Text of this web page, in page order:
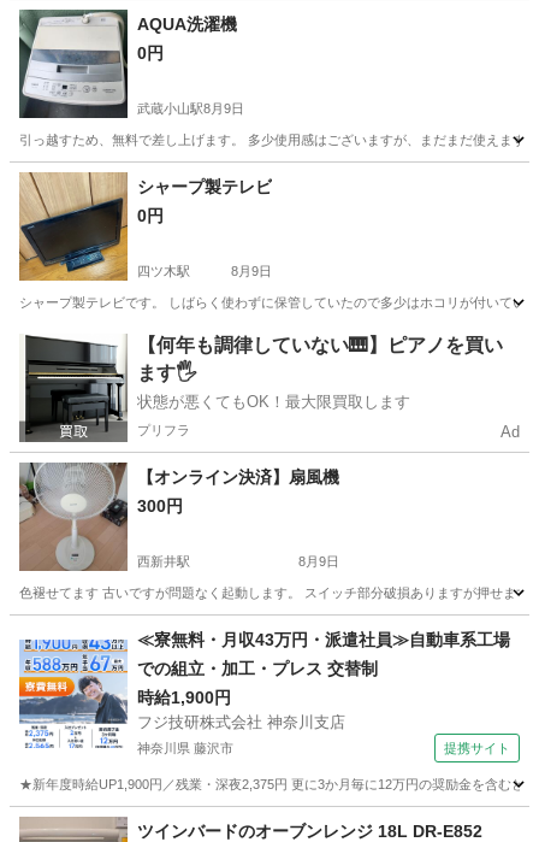
東京 板橋区 志村坂上駅
AQUA洗濯機
0円
武蔵小山駅8月9日
引っ越すため、無料で差し上げます。 多少使用感はございますが、まだまだ使えます
東京 品川区 武蔵小山駅 生活家電
シャープ製テレビ
0円
四ツ木駅 8月9日
シャープ製テレビです。 しばらく使わずに保管していたので多少はホコリが付いて
東京 葛飾区 四ツ木駅 テレビ シャープ
【何年も調律していない🎹】ピアノを買い
ます🖐️
状態が悪くてもOK！最大限買取します
プリフラ Ad
【オンライン決済】扇風機
300円
西新井駅 8月9日
色褪せてます 古いですが問題なく起動します。 スイッチ部分破損ありますが押せま
西新井駅 季節、空調家電
≪寮無料・月収43万円・派遣社員≫自動車系工場
での組立・加工・プレス 交替制
時給1,900円
フジ技研株式会社 神奈川支店
神奈川県 藤沢市 提携サイト
★新年度時給UP1,900円／残業・深夜2,375円 更に3か月毎に12万円の奨励金を含む
神奈川 藤沢市 その他
ツインバードのオーブンレンジ 18L DR-E852